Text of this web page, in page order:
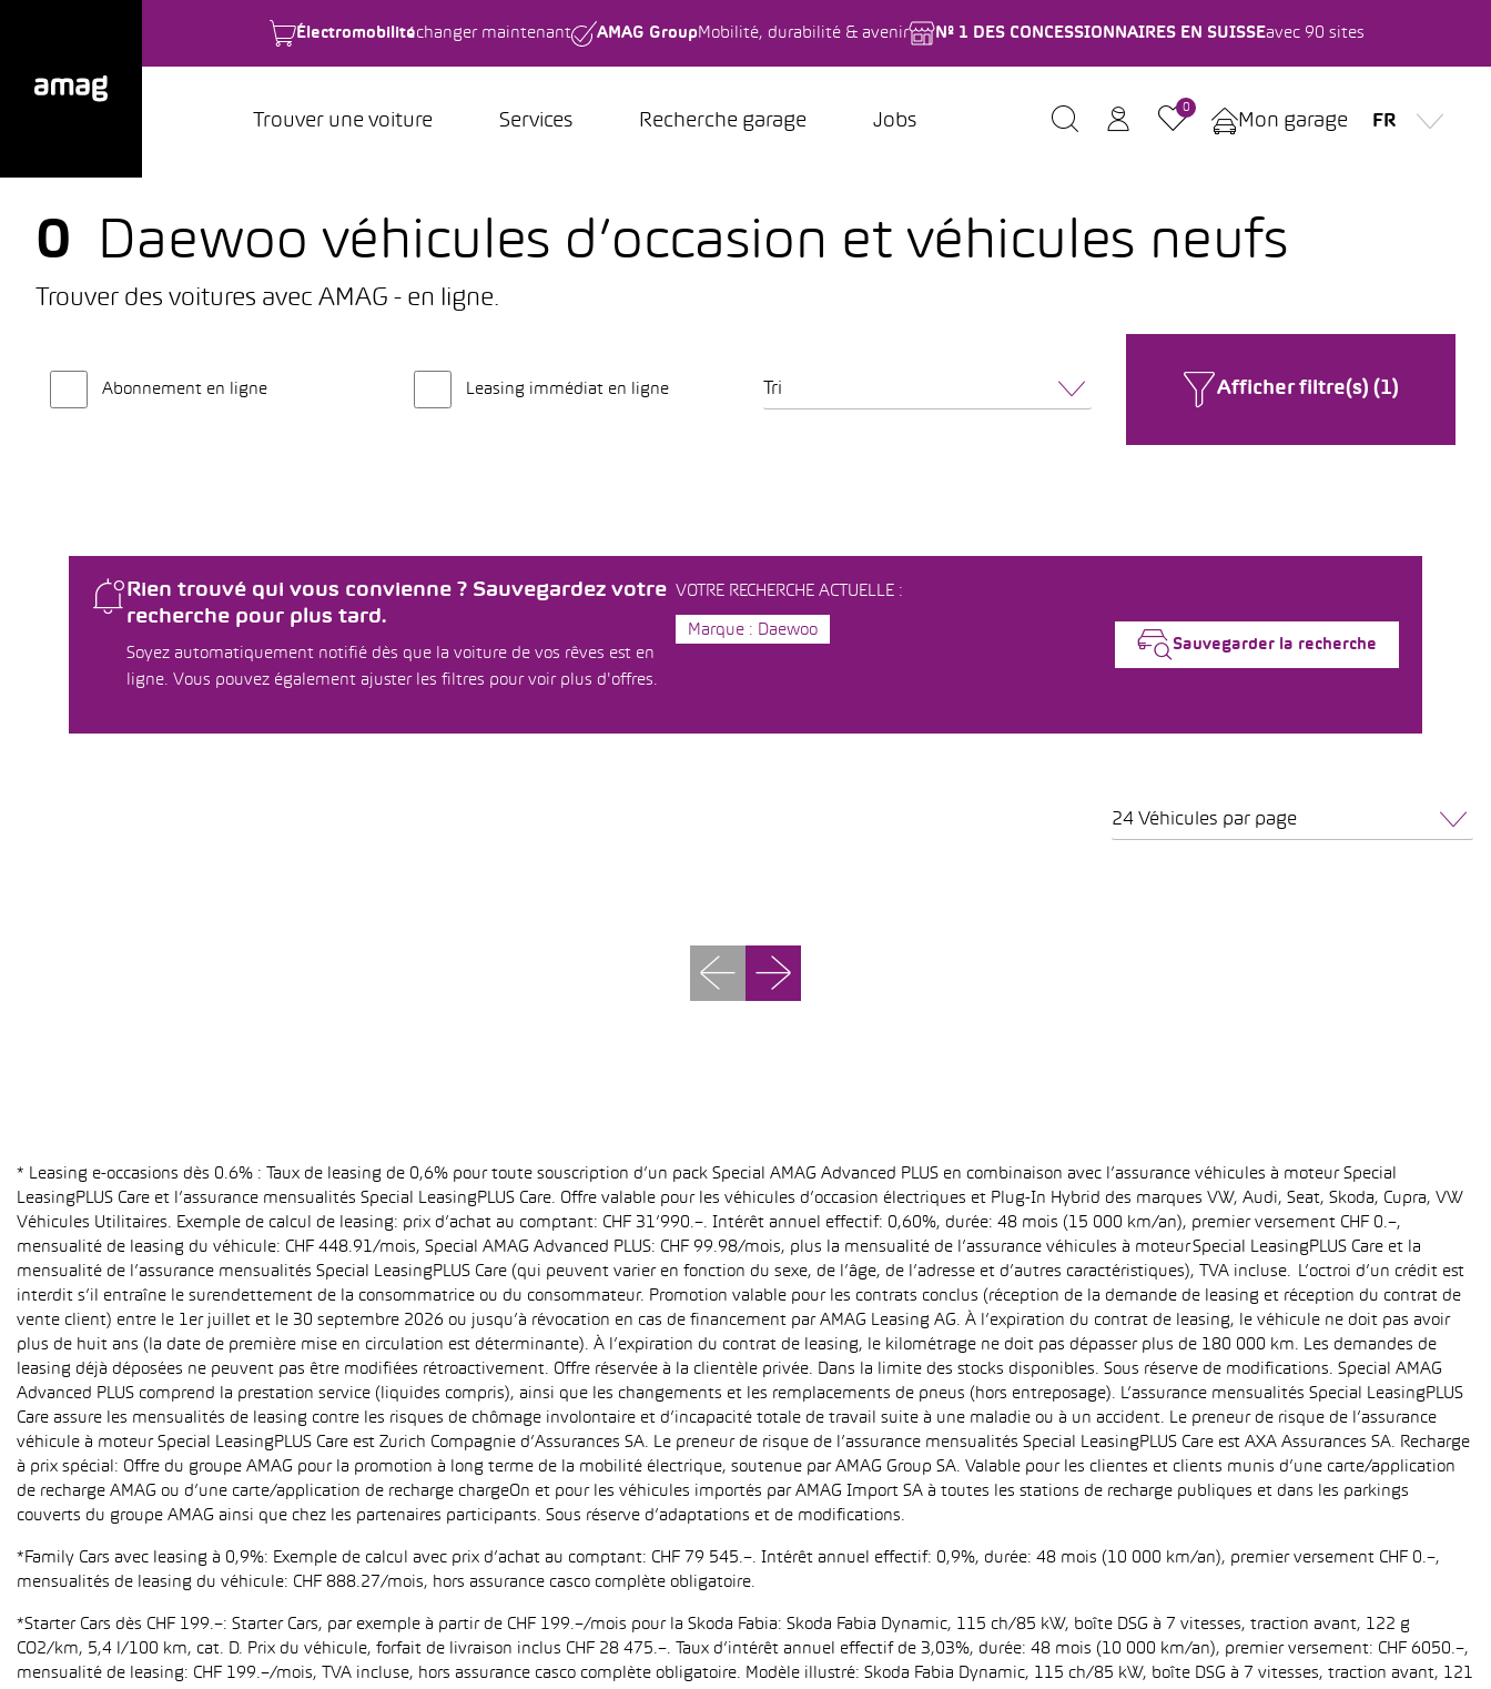
Électromobilitéchanger maintenant AMAG Group Mobilité, durabilité & avenir Nº 1 DES CONCESSIONNAIRES EN SUISSEavec 90 sites
Trouver une voiture Services Recherche garage Jobs
0
Mon garage FR
0 Daewoo véhicules d’occasion et véhicules neufs
Trouver des voitures avec AMAG - en ligne.
Abonnement en ligne Leasing immédiat en ligne Tri Afficher filtre(s) (1)
Rien trouvé qui vous convienne ? Sauvegardez votre
recherche pour plus tard.
Soyez automatiquement notifié dès que la voiture de vos rêves est en
ligne. Vous pouvez également ajuster les filtres pour voir plus d'offres.
VOTRE RECHERCHE ACTUELLE :
Marque : Daewoo
Sauvegarder la recherche
24 Véhicules par page
* Leasing e-occasions dès 0.6% : Taux de leasing de 0,6% pour toute souscription d’un pack Special AMAG Advanced PLUS en combinaison avec l’assurance véhicules à moteur Special
LeasingPLUS Care et l’assurance mensualités Special LeasingPLUS Care. Offre valable pour les véhicules d’occasion électriques et Plug-In Hybrid des marques VW, Audi, Seat, Skoda, Cupra, VW
Véhicules Utilitaires. Exemple de calcul de leasing: prix d’achat au comptant: CHF 31’990.–. Intérêt annuel effectif: 0,60%, durée: 48 mois (15 000 km/an), premier versement CHF 0.–,
mensualité de leasing du véhicule: CHF 448.91/mois, Special AMAG Advanced PLUS: CHF 99.98/mois, plus la mensualité de l’assurance véhicules à moteur Special LeasingPLUS Care et la
mensualité de l’assurance mensualités Special LeasingPLUS Care (qui peuvent varier en fonction du sexe, de l’âge, de l’adresse et d’autres caractéristiques), TVA incluse. L’octroi d’un crédit est
interdit s’il entraîne le surendettement de la consommatrice ou du consommateur. Promotion valable pour les contrats conclus (réception de la demande de leasing et réception du contrat de
vente client) entre le 1er juillet et le 30 septembre 2026 ou jusqu’à révocation en cas de financement par AMAG Leasing AG. À l’expiration du contrat de leasing, le véhicule ne doit pas avoir
plus de huit ans (la date de première mise en circulation est déterminante). À l’expiration du contrat de leasing, le kilométrage ne doit pas dépasser plus de 180 000 km. Les demandes de
leasing déjà déposées ne peuvent pas être modifiées rétroactivement. Offre réservée à la clientèle privée. Dans la limite des stocks disponibles. Sous réserve de modifications. Special AMAG
Advanced PLUS comprend la prestation service (liquides compris), ainsi que les changements et les remplacements de pneus (hors entreposage). L’assurance mensualités Special LeasingPLUS
Care assure les mensualités de leasing contre les risques de chômage involontaire et d’incapacité totale de travail suite à une maladie ou à un accident. Le preneur de risque de l’assurance
véhicule à moteur Special LeasingPLUS Care est Zurich Compagnie d’Assurances SA. Le preneur de risque de l’assurance mensualités Special LeasingPLUS Care est AXA Assurances SA. Recharge
à prix spécial: Offre du groupe AMAG pour la promotion à long terme de la mobilité électrique, soutenue par AMAG Group SA. Valable pour les clientes et clients munis d’une carte/application
de recharge AMAG ou d’une carte/application de recharge chargeOn et pour les véhicules importés par AMAG Import SA à toutes les stations de recharge publiques et dans les parkings
couverts du groupe AMAG ainsi que chez les partenaires participants. Sous réserve d’adaptations et de modifications.
*Family Cars avec leasing à 0,9%: Exemple de calcul avec prix d’achat au comptant: CHF 79 545.–. Intérêt annuel effectif: 0,9%, durée: 48 mois (10 000 km/an), premier versement CHF 0.–,
mensualités de leasing du véhicule: CHF 888.27/mois, hors assurance casco complète obligatoire.
*Starter Cars dès CHF 199.–: Starter Cars, par exemple à partir de CHF 199.–/mois pour la Skoda Fabia: Skoda Fabia Dynamic, 115 ch/85 kW, boîte DSG à 7 vitesses, traction avant, 122 g
CO2/km, 5,4 l/100 km, cat. D. Prix du véhicule, forfait de livraison inclus CHF 28 475.–. Taux d’intérêt annuel effectif de 3,03%, durée: 48 mois (10 000 km/an), premier versement: CHF 6050.–,
mensualité de leasing: CHF 199.–/mois, TVA incluse, hors assurance casco complète obligatoire. Modèle illustré: Skoda Fabia Dynamic, 115 ch/85 kW, boîte DSG à 7 vitesses, traction avant, 121